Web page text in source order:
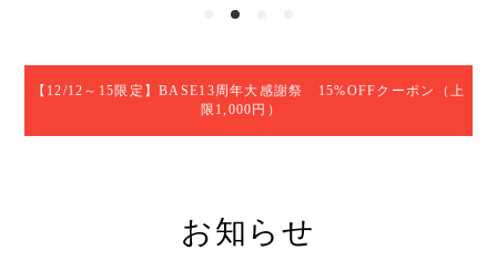
【12/12～15限定】BASE13周年大感謝祭 15%OFFクーポン（上
限1,000円）
お知らせ